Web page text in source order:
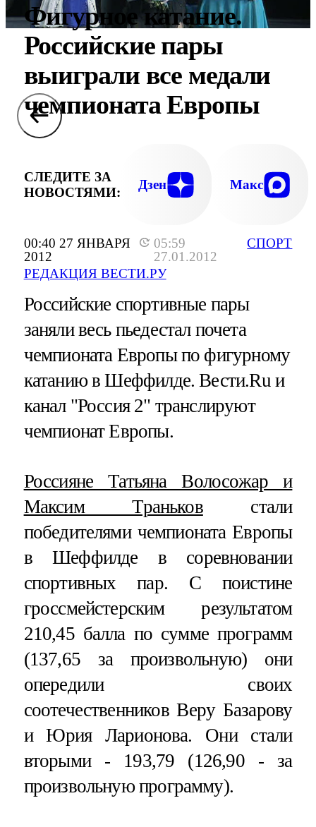
00:40 27 ЯНВАРЯ
2012
05:59
27.01.2012
РЕДАКЦИЯ ВЕСТИ.РУ
СПОРТ
Фигурное катание.
Российские пары
выиграли все медали
чемпионата Европы
СЛЕДИТЕ ЗА
НОВОСТЯМИ:
Дзен Макс
Российские спортивные пары
заняли весь пьедестал почета
чемпионата Европы по фигурному
катанию в Шеффилде. Вести.Ru и
канал "Россия 2" транслируют
чемпионат Европы.
Россияне Татьяна Волосожар и
Максим Траньковстали
победителями чемпионата Европы
в Шеффилде в соревновании
спортивных пар. С поистине
гроссмейстерским результатом
210,45 балла по сумме программ
(137,65 за произвольную) они
опередили своих
соотечественников Веру Базарову
и Юрия Ларионова. Они стали
вторыми - 193,79 (126,90 - за
произвольную программу).